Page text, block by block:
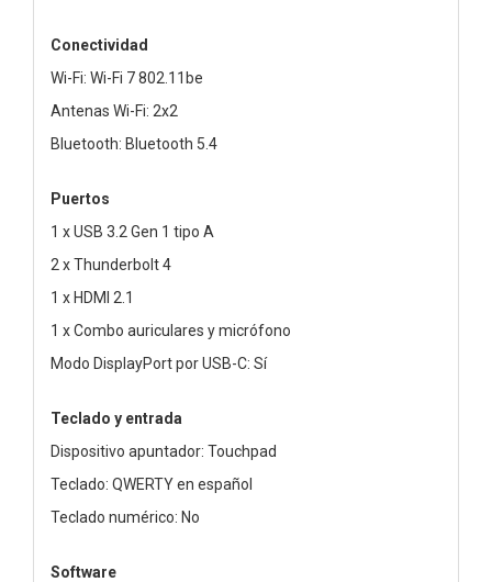
Conectividad
Wi-Fi: Wi-Fi 7 802.11be
Antenas Wi-Fi: 2x2
Bluetooth: Bluetooth 5.4
Puertos
1 x USB 3.2 Gen 1 tipo A
2 x Thunderbolt 4
1 x HDMI 2.1
1 x Combo auriculares y micrófono
Modo DisplayPort por USB-C: Sí
Teclado y entrada
Dispositivo apuntador: Touchpad
Teclado: QWERTY en español
Teclado numérico: No
Software